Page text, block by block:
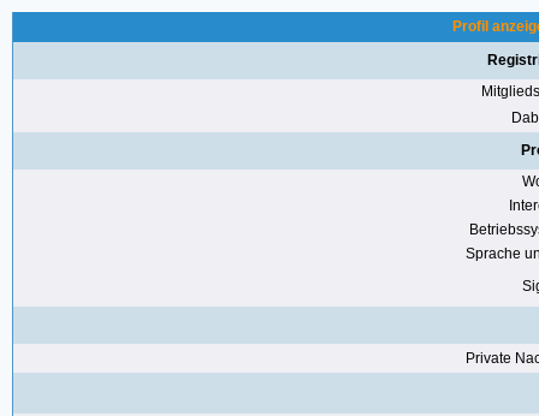
Profil
Sprache
Private